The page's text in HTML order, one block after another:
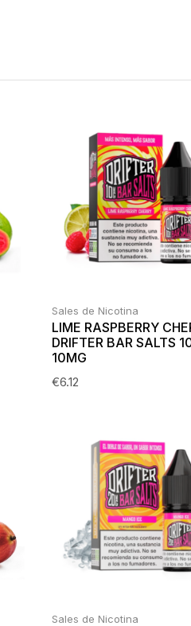
Sales de Nicotina
LIME RASPBERRY
DRIFTER BAR SALTS
10MG
€6.12
Sales de Nicotina